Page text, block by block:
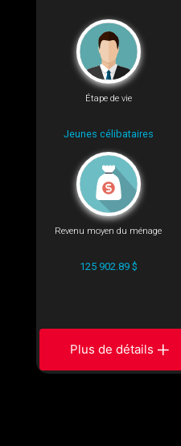
Étape de vie
Jeunes célibataires
Revenu moyen du ménage
125 902.89 $
Plus de détails